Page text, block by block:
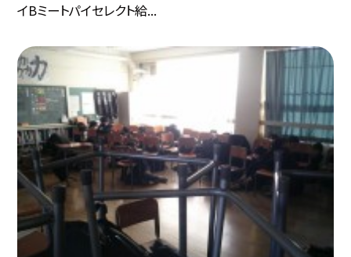
イBミートパイセレクト給...